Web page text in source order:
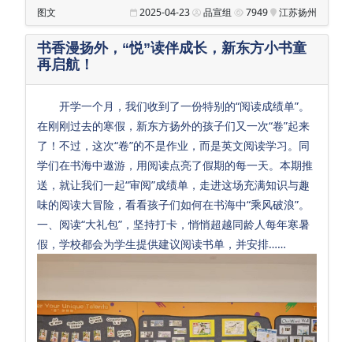
初
中
英
普
通
高
中
国际高中
图文 2025-04-23 品宣组 7949 江苏扬州
书香漫扬外，“悦”读伴成长，新东方小书童
再启航！
开学一个月，我们收到了一份特别的“阅读成绩单”。
在刚刚过去的寒假，新东方扬外的孩子们又一次“卷”起来
了！不过，这次“卷”的不是作业，而是英文阅读学习。同
学们在书海中遨游，用阅读点亮了假期的每一天。本期推
送，就让我们一起“审阅”成绩单，走进这场充满知识与趣
味的阅读大冒险，看看孩子们如何在书海中“乘风破浪”。
一、阅读“大礼包”，坚持打卡，悄悄超越同龄人每年寒暑
假，学校都会为学生提供建议阅读书单，并安排……